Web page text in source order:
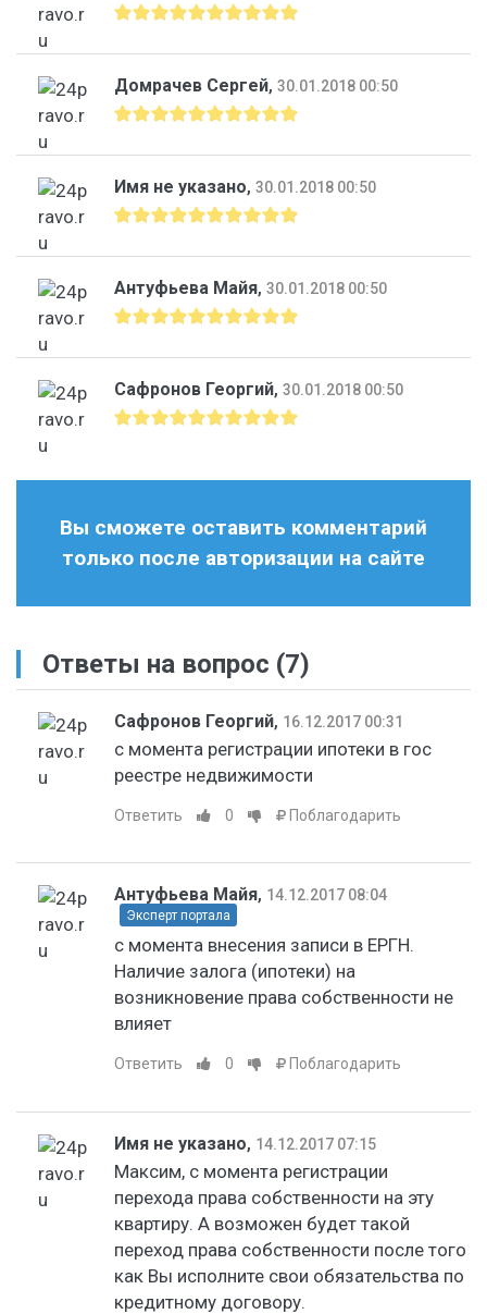
Домрачев Сергей, 30.01.2018 00:50
Имя не указано, 30.01.2018 00:50
Антуфьева Майя, 30.01.2018 00:50
Сафронов Георгий, 30.01.2018 00:50
Вы сможете оставить комментарий
только после авторизации на сайте
Ответы на вопрос (7)
Сафронов Георгий, 16.12.2017 00:31
с момента регистрации ипотеки в гос
реестре недвижимости
Ответить 0 Поблагодарить
Антуфьева Майя, 14.12.2017 08:04
Эксперт портала
с момента внесения записи в ЕРГН.
Наличие залога (ипотеки) на
возникновение права собственности не
влияет
Ответить 0 Поблагодарить
Имя не указано, 14.12.2017 07:15
Максим, с момента регистрации
перехода права собственности на эту
квартиру. А возможен будет такой
переход права собственности после того
как Вы исполните свои обязательства по
кредитному договору.